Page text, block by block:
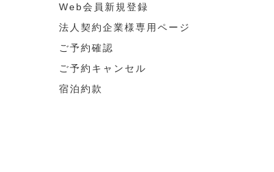
Web会員新規登録
法人契約企業様専用ページ
ご予約確認
ご予約キャンセル
宿泊約款